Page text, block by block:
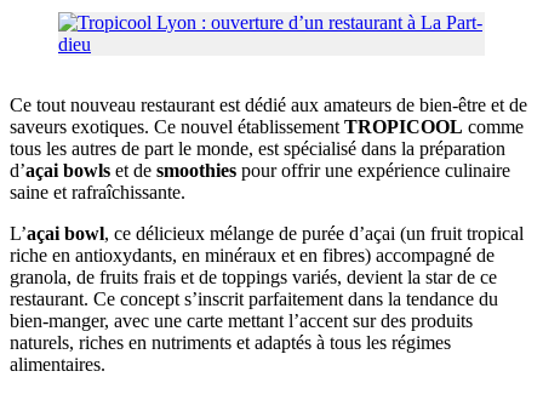
Ce tout nouveau restaurant est dédié aux amateurs de bien-être et de
saveurs exotiques. Ce nouvel établissementTROPICOOL comme
tous les autres de part le monde, est spécialisé dans la préparation
d’açai bowls et de smoothies pour offrir une expérience culinaire
saine et rafraîchissante.
L’açai bowl, ce délicieux mélange de purée d’açai (un fruit tropical
riche en antioxydants, en minéraux et en fibres) accompagné de
granola, de fruits frais et de toppings variés, devient la star de ce
restaurant. Ce concept s’inscrit parfaitement dans la tendance du
bien-manger, avec une carte mettant l’accent sur des produits
naturels, riches en nutriments et adaptés à tous les régimes
alimentaires.